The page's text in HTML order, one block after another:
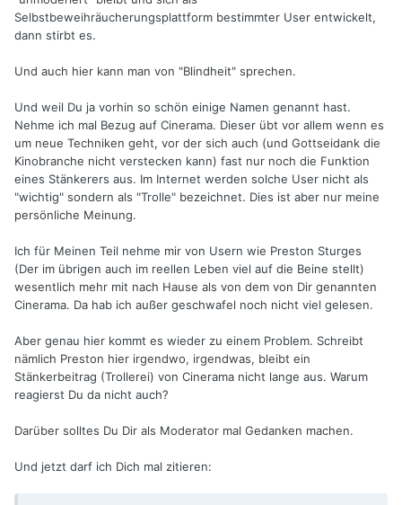
Selbstbeweihräucherungsplattform bestimmter User entwickelt,
dann stirbt es.
Und auch hier kann man von "Blindheit" sprechen.
Und weil Du ja vorhin so schön einige Namen genannt hast.
Nehme ich mal Bezug auf Cinerama. Dieser übt vor allem wenn es
um neue Techniken geht, vor der sich auch (und Gottseidank die
Kinobranche nicht verstecken kann) fast nur noch die Funktion
eines Stänkerers aus. Im Internet werden solche User nicht als
"wichtig" sondern als "Trolle" bezeichnet. Dies ist aber nur meine
persönliche Meinung.
Ich für Meinen Teil nehme mir von Usern wie Preston Sturges
(Der im übrigen auch im reellen Leben viel auf die Beine stellt)
wesentlich mehr mit nach Hause als von dem von Dir genannten
Cinerama. Da hab ich außer geschwafel noch nicht viel gelesen.
Aber genau hier kommt es wieder zu einem Problem. Schreibt
nämlich Preston hier irgendwo, irgendwas, bleibt ein
Stänkerbeitrag (Trollerei) von Cinerama nicht lange aus. Warum
reagierst Du da nicht auch?
Darüber solltes Du Dir als Moderator mal Gedanken machen.
Und jetzt darf ich Dich mal zitieren: